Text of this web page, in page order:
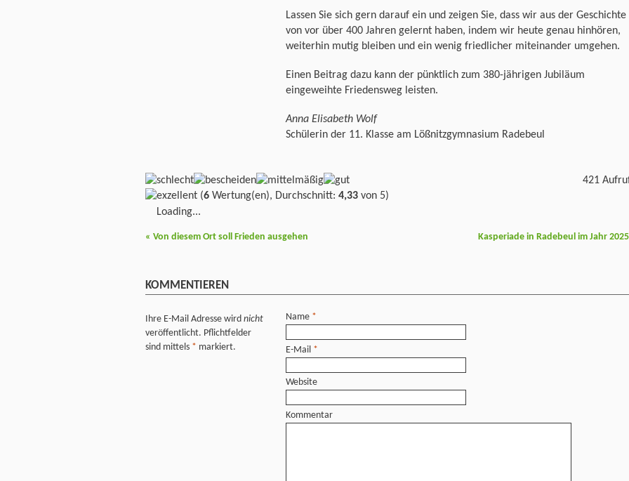
Lassen Sie sich gern darauf ein und zeigen Sie, dass wir aus der Geschichte
von vor über 400 Jahren gelernt haben, indem wir heute genau hinhören,
weiterhin mutig bleiben und ein wenig friedlicher miteinander umgehen.
Einen Beitrag dazu kann der pünktlich zum 380-jährigen Jubiläum
eingeweihte Friedensweg leisten.
Anna Elisabeth Wolf
Schülerin der 11. Klasse am Lößnitzgymnasium Radebeul
(6 Wertung(en), Durchschnitt: 4,33 von 5)
Loading...
421
« Von diesem Ort soll Frieden ausgehen Kasperiade in Radebeul im Jahr
KOMMENTIEREN
Ihre E-Mail Adresse wird nicht
veröffentlicht. Pflichtfelder
sind mittels * markiert.
Name *
E-Mail *
Website
Kommentar